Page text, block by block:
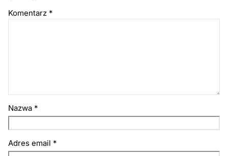
Komentarz *
Nazwa *
Adres email *